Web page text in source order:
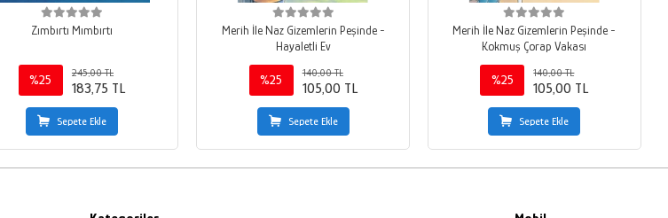
Zımbırtı Mımbırtı
%25
245,00 TL
183,75 TL
Sepete Ekle
Merih İle Naz Gizemlerin Peşinde -
Hayaletli Ev
%25
140,00 TL
105,00 TL
Sepete Ekle
Merih İle Naz Gizemlerin Peşinde -
Kokmuş Çorap Vakası
%25
140,00 TL
105,00 TL
Sepete Ekle